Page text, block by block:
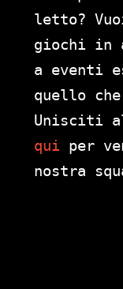
letto?
giochi in
a eventi
quello
Unisciti
qui per
nostra